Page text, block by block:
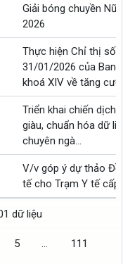
Giải bóng chuyền Nữ
2026
Thực hiện Chỉ thị số
31/01/2026 của Ban
khoá XIV về tăng
Triển khai chiến dịch
giàu, chuẩn hóa dữ
chuyên ngà...
V/v góp ý dự thảo
tế cho Trạm Y tế cấp
dữ liệu
5 … 111